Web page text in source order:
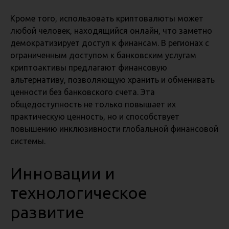
Кроме того, использовать криптовалюты может
любой человек, находящийся онлайн, что заметно
демократизирует доступ к финансам. В регионах с
ограниченным доступом к банковским услугам
криптоактивы предлагают финансовую
альтернативу, позволяющую хранить и обменивать
ценности без банковского счета. Эта
общедоступность не только повышает их
практическую ценность, но и способствует
повышению инклюзивности глобальной финансовой
системы.
Инновации и
технологическое
развитие